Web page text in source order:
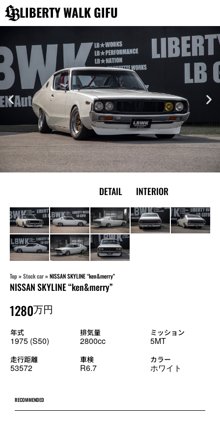
容
を
キ
ッ
プ
LIBERTY WALK GIFU
DETAIL INTERIOR
Top »Stock car»NISSAN SKYLINE “ken&merry”
NISSAN SKYLINE “ken&merry”
1280万円
年式
1975 (S50)
排気量
2800cc
ミッション
5MT
走行距離
53572
車検
R6.7
カラー
ホワイト
RECOMMENDED